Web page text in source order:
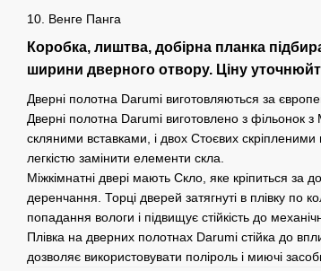
10. Венге Панга
Коробка, лиштва, добірна планка
ширини дверного отвору. Ціну
Дверні полотна Darumi виготовляються за
Дверні полотна Darumi виготовлено з фільонок
скляними вставками, і двох Стоєвих
легкістю замінити елементи скла.
Міжкімнатні двері мають Скло, яке кріпиться
деренчання. Торці дверей затягнуті в плівку
попадання вологи і підвищує стійкість до
Плівка на дверних полотнах Darumi стійка до
дозволяє використовувати поліроль і миючі